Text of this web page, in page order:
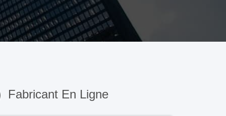
Fabricant En Ligne